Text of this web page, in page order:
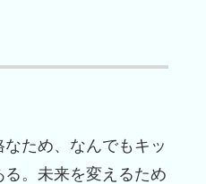
ため、なんでもキッ
。未来を変えるため